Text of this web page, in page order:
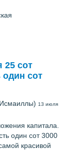
25 сот
сот
13 июля
капитала.
один сот 3000
красивой